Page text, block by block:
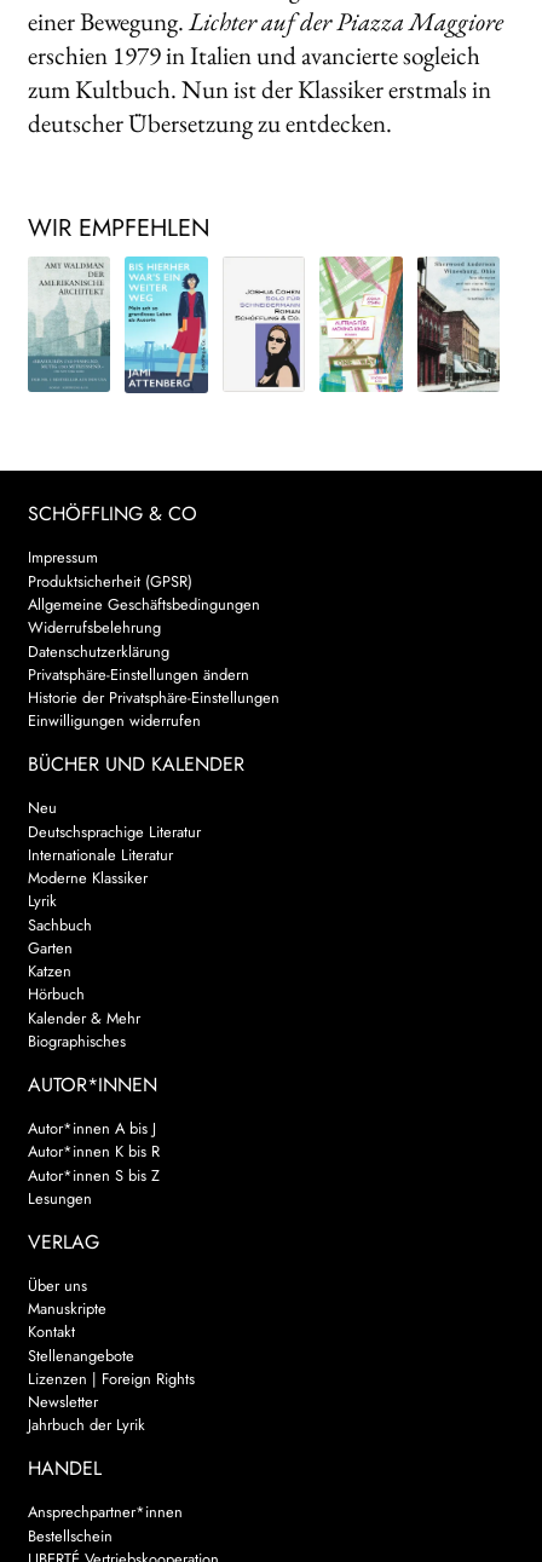
einer Bewegung.Lichter auf der Piazza Maggiore
erschien 1979 in Italien und avancierte sogleich
zum Kultbuch. Nun ist der Klassiker erstmals in
deutscher Übersetzung zu entdecken.
WIR EMPFEHLEN
SCHÖFFLING & CO
Impressum
Produktsicherheit (GPSR)
Allgemeine Geschäftsbedingungen
Widerrufsbelehrung
Datenschutzerklärung
Privatsphäre-Einstellungen ändern
Historie der Privatsphäre-Einstellungen
Einwilligungen widerrufen
BÜCHER UND KALENDER
Neu
Deutschsprachige Literatur
Internationale Literatur
Moderne Klassiker
Lyrik
Sachbuch
Garten
Katzen
Hörbuch
Kalender & Mehr
Biographisches
AUTOR*INNEN
Autor*innen A bis J
Autor*innen K bis R
Autor*innen S bis Z
Lesungen
VERLAG
Über uns
Manuskripte
Kontakt
Stellenangebote
Lizenzen | Foreign Rights
Newsletter
Jahrbuch der Lyrik
HANDEL
Ansprechpartner*innen
Bestellschein